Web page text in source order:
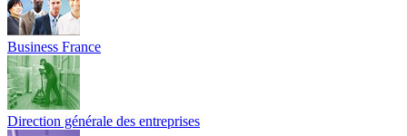
Business France
Direction générale des entreprises